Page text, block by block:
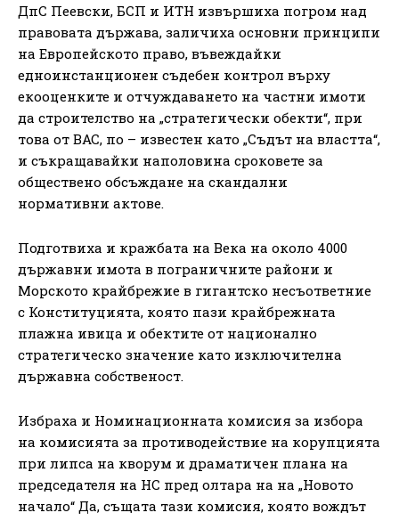
ДпС Пеевски, БСП и ИТН извършиха погром над
правовата държава, заличиха основни принципи
на Европейското право, въвеждайки
едноинстанционен съдебен контрол върху
екооценките и отчуждаването на частни имоти
да строителство на „стратегически обекти“, при
това от ВАС, по – известен като „Съдът на властта“,
и съкращавайки наполовина сроковете за
обществено обсъждане на скандални
нормативни актове.
Подготвиха и кражбата на Века на около 4000
държавни имота в пограничните райони и
Морското крайбрежие в гигантско несъответние
с Конституцията, която пази крайбрежната
плажна ивица и обектите от национално
стратегическо значение като изключителна
държавна собственост.
Избраха и Номинационната комисия за избора
на комисията за противодействие на корупцията
при липса на кворум и драматичен плана на
председателя на НС пред олтара на на „Новото
начало“ Да, същата тази комисия, която вождът